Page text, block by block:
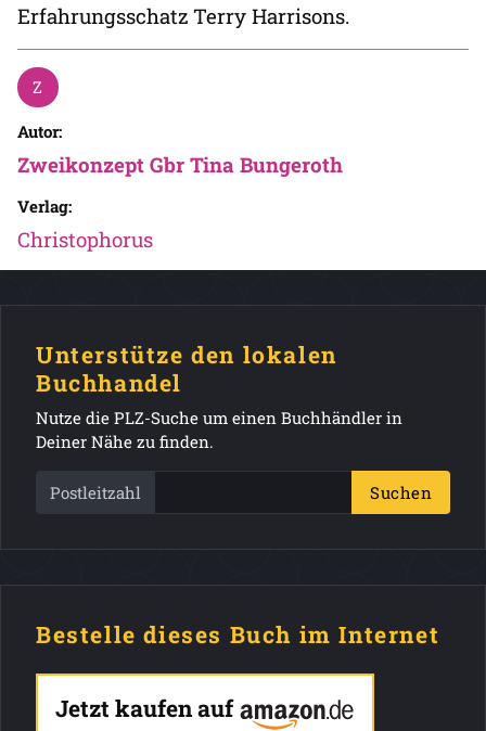
Erfahrungsschatz Terry Harrisons.
Autor:
Zweikonzept Gbr Tina Bungeroth
Verlag:
Christophorus
Unterstütze den lokalen
Buchhandel
Nutze die PLZ-Suche um einen Buchhändler in
Deiner Nähe zu finden.
Postleitzahl Suchen
Bestelle dieses Buch im Internet
Jetzt kaufen auf